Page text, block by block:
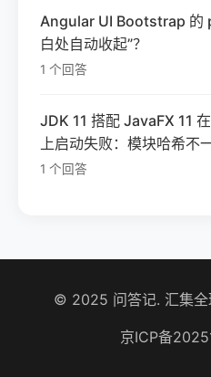
Angular UI Bootstrap 的
白处自动收起”？
1 个回答
JDK 11 搭配 JavaFX 11
上启动失败：模块哈希不
1 个回答
© 2025 问答记. 汇集全
京ICP备